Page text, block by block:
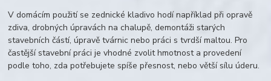
V domácím použití se zednické kladivo hodí například při opravě
zdiva, drobných úpravách na chalupě, demontáži starých
stavebních částí, úpravě tvárnic nebo práci s tvrdší maltou. Pro
častější stavební práci je vhodné zvolit hmotnost a provedení
podle toho, zda potřebujete spíše přesnost, nebo větší sílu úderu.